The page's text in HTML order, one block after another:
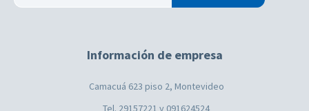
Información de empresa
Camacuá 623 piso 2, Montevideo
Tel. 29157221 y 091624524